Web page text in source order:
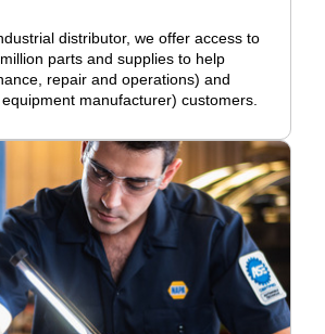
distributor, we offer access to
parts and supplies to help
repair and operations) and
manufacturer) customers.